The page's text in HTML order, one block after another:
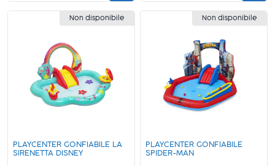
Non disponibile
PLAYCENTER GONFIABILE LA
SIRENETTA DISNEY
Non disponibile
PLAYCENTER GONFIABILE
SPIDER-MAN